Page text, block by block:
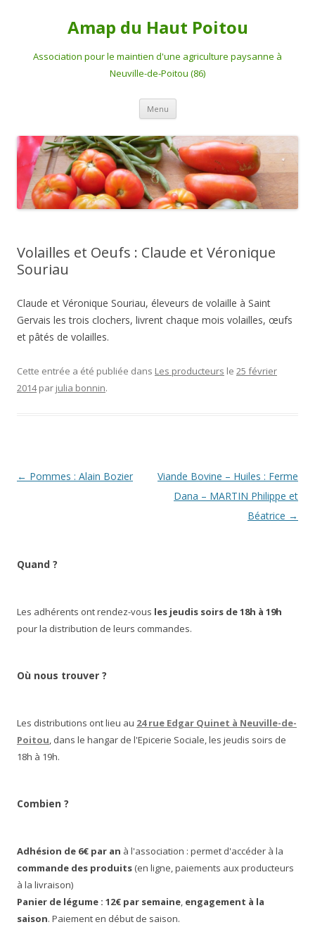
Amap du Haut Poitou
Association pour le maintien d'une agriculture paysanne à
Neuville-de-Poitou (86)
Menu Aller
contenu
Volailles et Oeufs : Claude et Véronique
Souriau
Claude et Véronique Souriau, éleveurs de volaille à Saint
Gervais les trois clochers, livrent chaque mois volailles, œufs
et pâtés de volailles.
Cette entrée a été publiée dans Les producteurs le 25 février
2014 par julia bonnin.
Navigation
← Pommes : Alain Bozier
Viande Bovine – Huiles : Ferme
Dana – MARTIN Philippe et
Béatrice →
Quand ?
Les adhérents ont rendez-vous les jeudis soirs de 18h à 19h
pour la distribution de leurs commandes.
Où nous trouver ?
Les distributions ont lieu au 24 rue Edgar Quinet à Neuville-de-
Poitou, dans le hangar de l'Epicerie Sociale, les jeudis soirs de
18h à 19h.
Combien ?
Adhésion de 6€ par an à l'association : permet d'accéder à la
commande des produits (en ligne, paiements aux producteurs
à la livraison)
Panier de légume : 12€ par semaine, engagement à la
saison. Paiement en début de saison.